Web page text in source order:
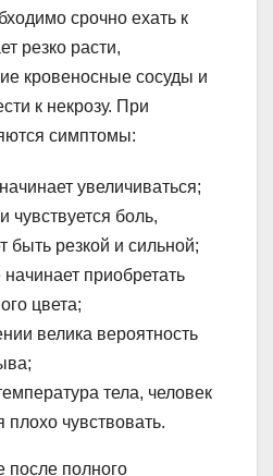
срочно ехать к
резко расти,
кровеносные сосуды и
к некрозу. При
симптомы:
увеличиваться;
чувствуется боль,
быть резкой и сильной;
приобретать
цвета;
велика вероятность
тела, человек
плохо чувствовать.
после полного